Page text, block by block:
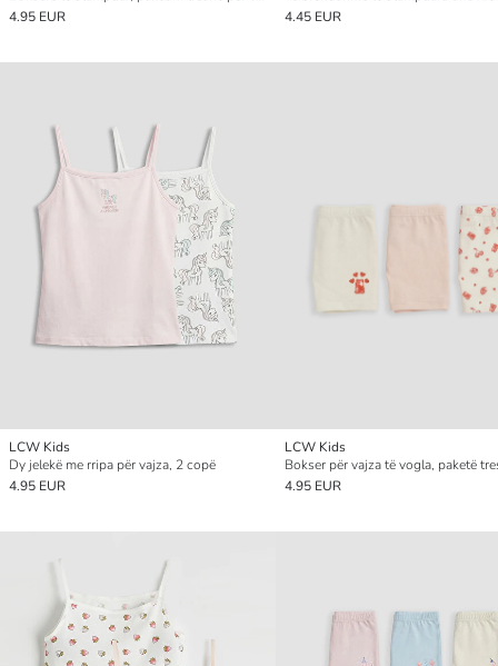
4.95 EUR
4.45 EUR
LCW Kids
Dy jelekë me rripa për vajza, 2 copë
4.95 EUR
LCW Kids
Bokser për vajza të vogla, paketë
4.95 EUR